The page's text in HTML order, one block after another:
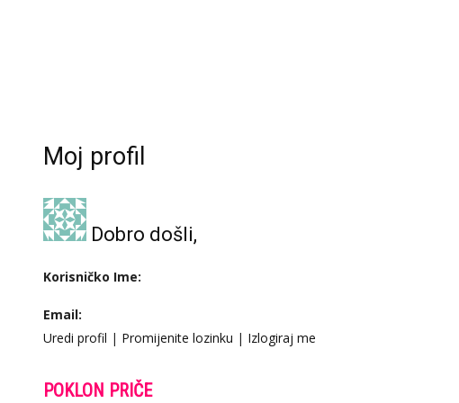
Moj profil
Dobro došli,
Korisničko Ime:
Email:
Uredi profil | Promijenite lozinku | Izlogiraj me
POKLON PRIČE